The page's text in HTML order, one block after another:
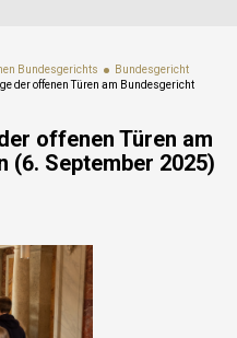
Bundesgerichts
Bundesgericht
der offenen Türen am Bundesgericht
offenen Türen am
(6. September 2025)